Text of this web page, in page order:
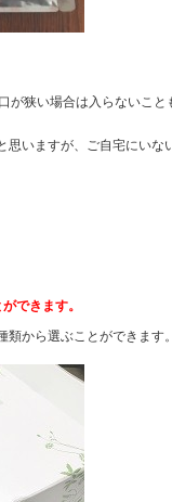
狭い場合は入らないこと
いますが、ご自宅にいな
できます。
から選ぶことができます。